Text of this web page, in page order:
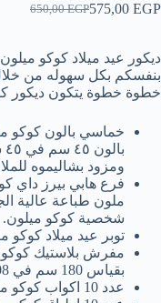
650,00EGP
السعر
هو:
650,00 EGP.
575,00 EGP
السعر
هو:
575,00 EGP.
ديكور عيد ميلاد كوكو
بنفسكم بكل سهوله من خلال
خطوة خطوة يتكون ديكور
ومزود بشاليموه
ملون طباعة عالية
شخصية كوكو ميلون.
توبر عيد ميلاد كوكو ميلون
مفرش بلاستيك كوكو
بقياس 180 سم في 108 سم.
عدد 10 اكواب كوكو ميلون.